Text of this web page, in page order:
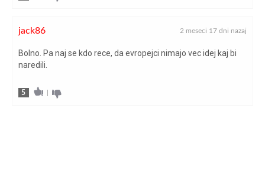
jack86 2 meseci 17 dni nazaj
Bolno. Pa naj se kdo rece, da evropejci nimajo vec idej kaj bi
naredili.
5